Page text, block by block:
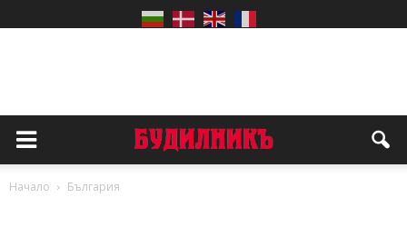
Начало България